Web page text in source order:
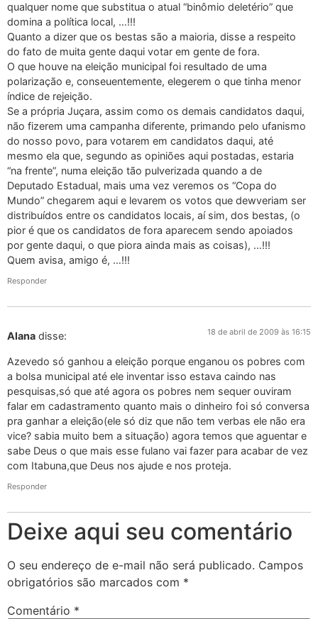
qualquer nome que substitua o atual “binômio deletério” que
domina a política local, …!!!
Quanto a dizer que os bestas são a maioria, disse a respeito
do fato de muita gente daqui votar em gente de fora.
O que houve na eleição municipal foi resultado de uma
polarização e, conseuentemente, elegerem o que tinha menor
índice de rejeição.
Se a própria Juçara, assim como os demais candidatos daqui,
não fizerem uma campanha diferente, primando pelo ufanismo
do nosso povo, para votarem em candidatos daqui, até
mesmo ela que, segundo as opiniões aqui postadas, estaria
“na frente”, numa eleição tão pulverizada quando a de
Deputado Estadual, mais uma vez veremos os “Copa do
Mundo” chegarem aqui e levarem os votos que dewveriam ser
distribuídos entre os candidatos locais, aí sim, dos bestas, (o
pior é que os candidatos de fora aparecem sendo apoiados
por gente daqui, o que piora ainda mais as coisas), …!!!
Quem avisa, amigo é, …!!!
Responder
Alana disse: 18 de abril de 2009 às 16:15
Azevedo só ganhou a eleição porque enganou os pobres com
a bolsa municipal até ele inventar isso estava caindo nas
pesquisas,só que até agora os pobres nem sequer ouviram
falar em cadastramento quanto mais o dinheiro foi só conversa
pra ganhar a eleição(ele só diz que não tem verbas ele não era
vice? sabia muito bem a situação) agora temos que aguentar e
sabe Deus o que mais esse fulano vai fazer para acabar de vez
com Itabuna,que Deus nos ajude e nos proteja.
Responder
Deixe aqui seu comentário
O seu endereço de e-mail não será publicado. Campos
obrigatórios são marcados com *
Comentário *